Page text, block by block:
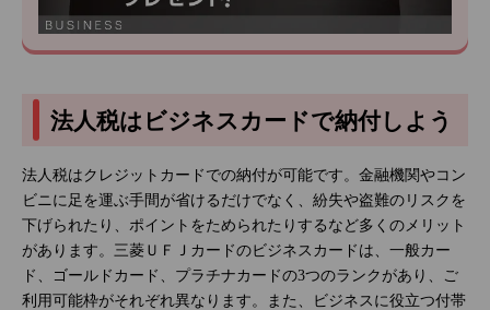
法人税はビジネスカードで納付しよう
法人税はクレジットカードでの納付が可能です。金融機関やコン
ビニに足を運ぶ手間が省けるだけでなく、紛失や盗難のリスクを
下げられたり、ポイントをためられたりするなど多くのメリット
があります。三菱ＵＦＪカードのビジネスカードは、一般カー
ド、ゴールドカード、プラチナカードの3つのランクがあり、ご
利用可能枠がそれぞれ異なります。また、ビジネスに役立つ付帯